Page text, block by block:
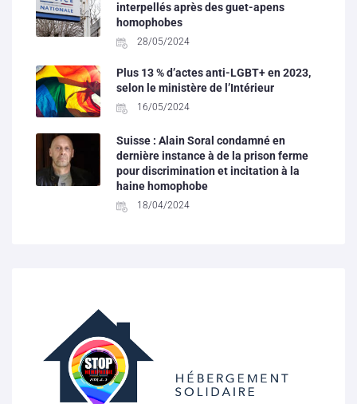
interpellés après des guet-apens
homophobes
28/05/2024
Plus 13 % d’actes anti-LGBT+ en 2023,
selon le ministère de l’Intérieur
16/05/2024
Suisse : Alain Soral condamné en
dernière instance à de la prison ferme
pour discrimination et incitation à la
haine homophobe
18/04/2024